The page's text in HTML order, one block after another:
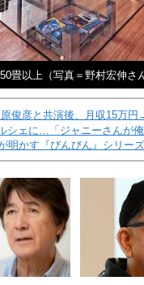
畳以上（写真＝野村宏伸さ
俊彦と共演後、月収15万
シェに…「ジャニーさんが
明かす『びんびん』シリー